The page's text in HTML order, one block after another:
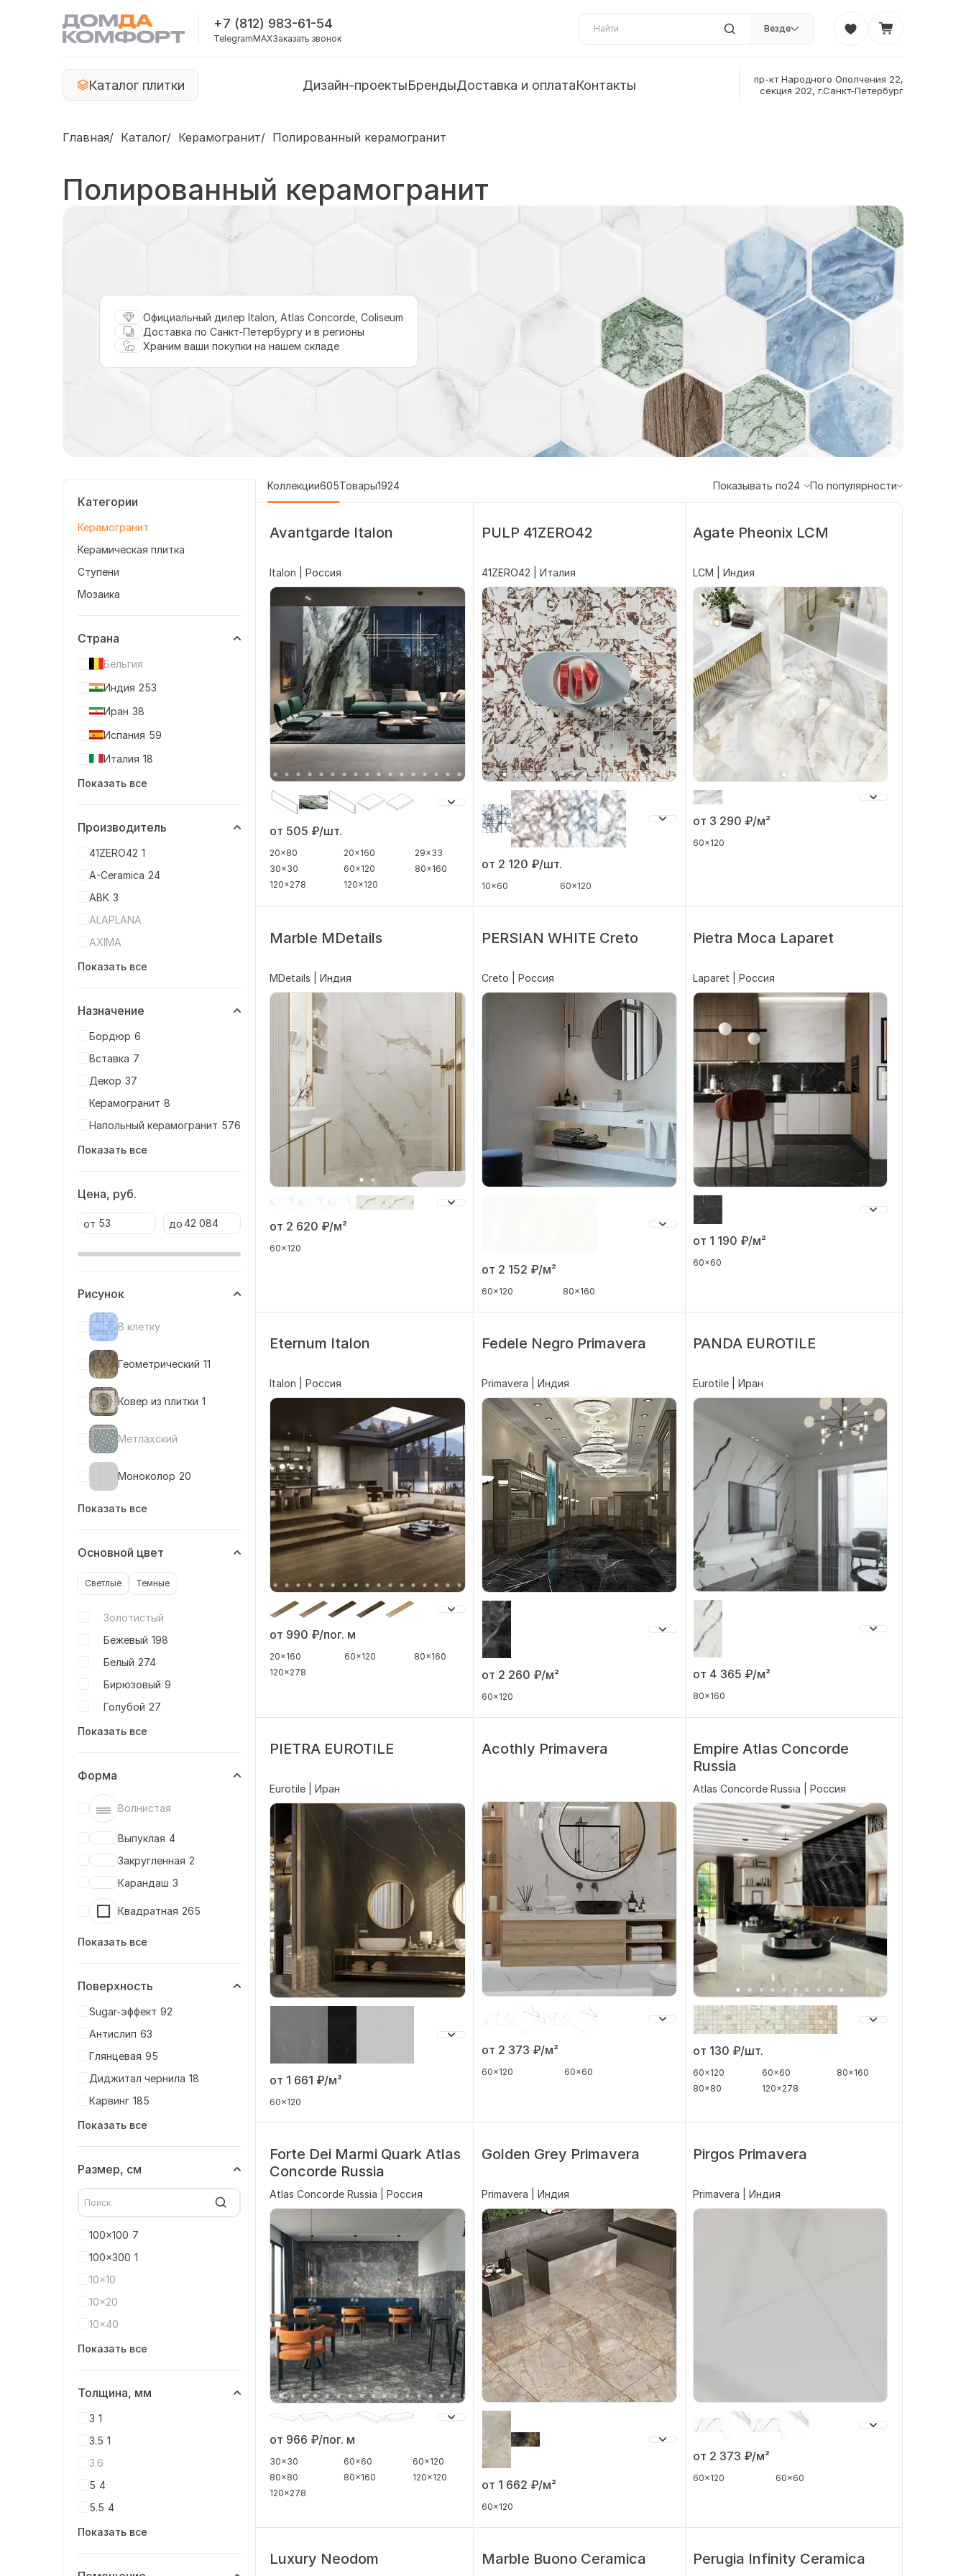
+7 (812) 983-61-54
TelegramMAXЗаказать звонок
Везде
Каталог плитки Дизайн-проектыБрендыДоставка и оплатаКонтакты
пр-кт Народного Ополчения 22,
секция 202, г.Санкт-Петербург
Главная Каталог Керамогранит Полированный керамогранит
Полированный керамогранит
Официальный дилер Italon, Atlas Concorde, Coliseum
Доставка по Санкт-Петербургу и в регионы
Храним ваши покупки на нашем складе
Категории
Керамогранит
Керамическая плитка
Ступени
Мозаика
Страна
Бельгия
Индия 253
Иран 38
Испания 59
Италия 18
Показать все
Производитель
41ZERO42 1
A-Ceramica 24
ABK 3
ALAPLANA
AXIMA
Показать все
Назначение
Бордюр 6
Вставка 7
Декор 37
Керамогранит 8
Напольный керамогранит 576
Показать все
Цена, руб.
от до
Рисунок
В клетку
Геометрический 11
Ковер из плитки 1
Метлахский
Моноколор 20
Показать все
Основной цвет
Светлые Темные
Золотистый
Бежевый 198
Белый 274
Бирюзовый 9
Голубой 27
Показать все
Форма
Волнистая
Выпуклая 4
Закругленная 2
Карандаш 3
Квадратная 265
Показать все
Поверхность
Sugar-эффект 92
Антислип 63
Глянцевая 95
Диджитал чернила 18
Карвинг 185
Показать все
Размер, см
100x100 7
100x300 1
10x10
10x20
10x40
Показать все
Толщина, мм
3 1
3.5 1
3.6
5 4
5.5 4
Показать все
Коллекции605Товары1924 Показывать по24 По популярности
Avantgarde Italon
Italon | Россия
от 505 ₽/шт.
20x80 20x160
29x33
30x30
60x120
80x160
120x278
120x120
PULP 41ZERO42
41ZERO42 | Италия
от 2 120 ₽/шт.
10x60 60x120
Agate Pheonix LCM
LCM | Индия
от 3 290 ₽/м²
60x120
Marble MDetails
MDetails | Индия
от 2 620 ₽/м²
60x120
PERSIAN WHITE Creto
Creto | Россия
от 2 152 ₽/м²
60x120 80x160
Pietra Moca Laparet
Laparet | Россия
от 1 190 ₽/м²
60x60
Eternum Italon
Italon | Россия
от 990 ₽/пог. м
20x160 60x120
80x160
120x278
Fedele Negro Primavera
Primavera | Индия
от 2 260 ₽/м²
60x120
PANDA EUROTILE
Eurotile | Иран
от 4 365 ₽/м²
80x160
PIETRA EUROTILE
Eurotile | Иран
от 1 661 ₽/м²
60x120
Acothly Primavera
от 2 373 ₽/м²
60x120 60x60
Empire Atlas Concorde
Russia
Atlas Concorde Russia | Россия
от 130 ₽/шт.
60x120 60x60
80x160
80x80
120x278
Forte Dei Marmi Quark Atlas
Concorde Russia
Atlas Concorde Russia | Россия
от 966 ₽/пог. м
30x30 60x60
60x120
80x80
80x160
120x120
120x278
Golden Grey Primavera
Primavera | Индия
от 1 662 ₽/м²
60x120
Pirgos Primavera
Primavera | Индия
от 2 373 ₽/м²
60x120 60x60
Luxury Neodom Marble Buono Ceramica Perugia Infinity Ceramica